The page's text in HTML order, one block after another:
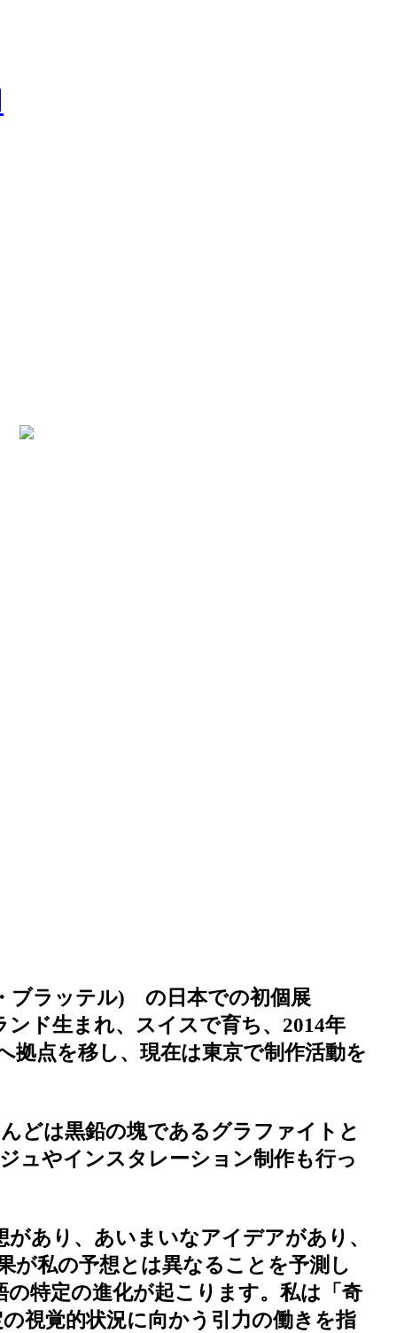
ブラッテル) の日本での初個展
ド生まれ、スイスで育ち、2014年
拠点を移し、現在は東京で制作活動を
どは黒鉛の塊であるグラファイトと
ュやインスタレーション制作も行っ
あり、あいまいなアイデアがあり、
が私の予想とは異なることを予測し
特定の進化が起こります。私は「奇
視覚的状況に向かう引力の働きを指